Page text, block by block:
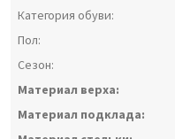
Категория обуви:
Пол:
Сезон:
Материал верха:
Материал подклада: